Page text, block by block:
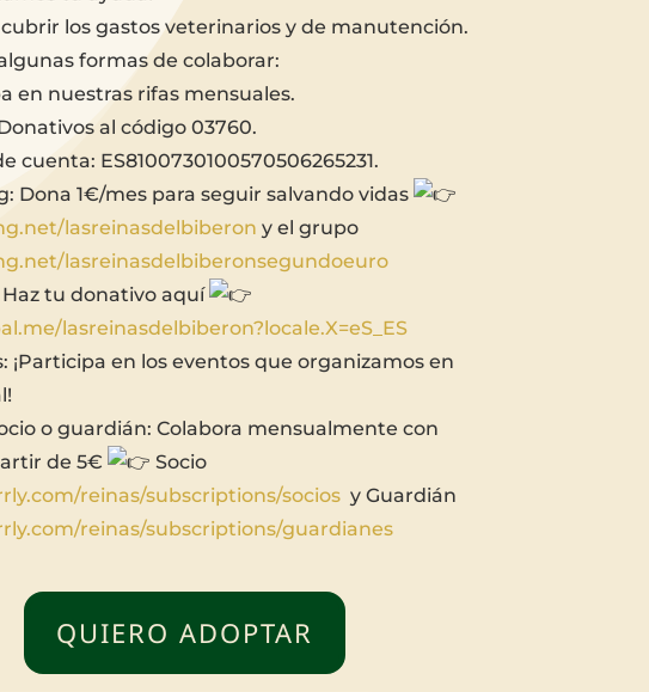
los gastos veterinarios y de manutención.
formas de colaborar:
en nuestras rifas mensuales.
al código 03760.
cuenta: ES8100730100570506265231.
Dona 1€/mes para seguir salvando vidas
lasreinasdelbiberon y el grupo
lasreinasdelbiberonsegundoeuro
tu donativo aquí
lasreinasdelbiberon?locale.X=eS_ES
¡Participa en los eventos que organizamos en
o guardián: Colabora mensualmente con
de 5€
Socio
reinas/subscriptions/socios y Guardián
reinas/subscriptions/guardianes
QUIERO ADOPTAR